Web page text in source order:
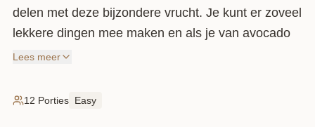
delen met deze bijzondere vrucht. Je kunt er zoveel
lekkere dingen mee maken en als je van avocado
houdt dan weet ik zeker dat je deze avocado
In eerste opzicht zal deze cheesecake aandacht
Lees meer
12 Porties Easy